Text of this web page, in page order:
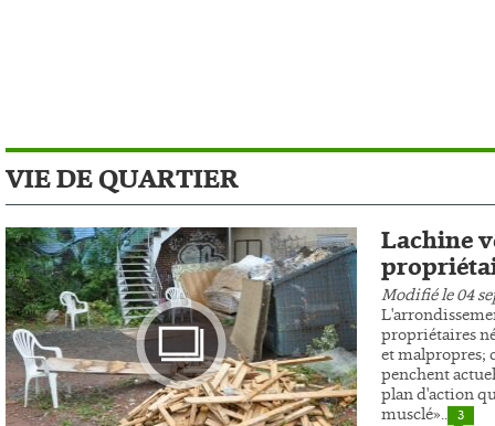
VIE DE QUARTIER
Lachine
Modifié le 04
propriétaires
et malpropres;
penchent
plan d'action
musclé».. 3